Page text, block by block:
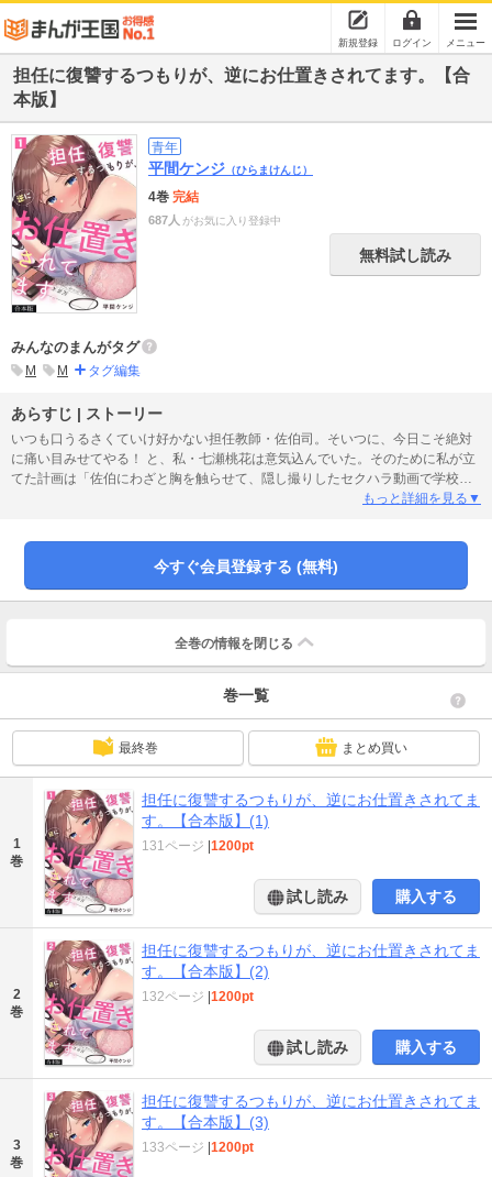
新規登録 ログイン メニュー
担任に復讐するつもりが、逆にお仕置きされてます。【合
本版】
青年
平間ケンジ （ひらまけんじ）
4巻 完結
687人 がお気に入り登録中
無料試し読み
みんなのまんがタグ
M М タグ編集
あらすじ | ストーリー
いつも口うるさくていけ好かない担任教師・佐伯司。そいつに、今日こそ絶対
に痛い目みせてやる！ と、私・七瀬桃花は意気込んでいた。そのために私が立
てた計画は「佐伯にわざと胸を触らせて、隠し撮りしたセクハラ動画で学校か
ら追放する！」というもの。だったんだけど…！ まさかこいつ、私がエッチな
お仕置きされてます。(1)～(4)」の内容が格納されてます。重複購入にお気を付
もっと詳細を見る▼
今すぐ会員登録する (無料)
全巻の情報を 閉じる
巻一覧
最終巻 まとめ買い
1
巻
担任に復讐するつもりが、逆にお仕置きされてま
す。【合本版】(1)
131ページ |1200pt
試し読み 購入する
2
巻
担任に復讐するつもりが、逆にお仕置きされてま
す。【合本版】(2)
132ページ |1200pt
試し読み 購入する
3
巻
担任に復讐するつもりが、逆にお仕置きされてま
す。【合本版】(3)
133ページ |1200pt